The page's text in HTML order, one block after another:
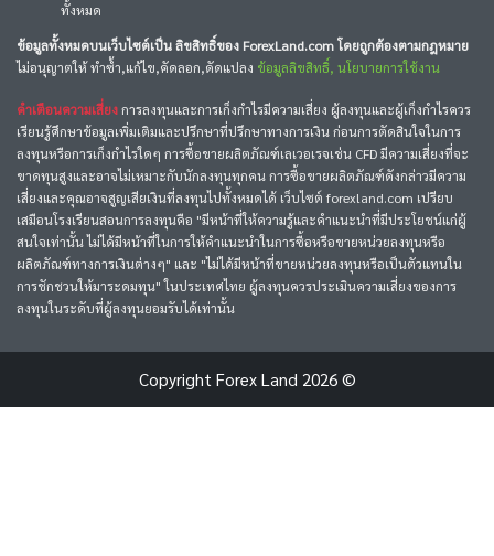
ทั้งหมด
ข้อมูลทั้งหมดบนเว็บไซต์เป็น ลิขสิทธิ์ของ ForexLand.com โดยถูกต้องตามกฎหมาย
ไม่อนุญาตให้ ทำซ้ำ,แก้ไข,คัดลอก,ดัดแปลง ข้อมูลลิขสิทธิ์, นโยบายการใช้งาน
คำเตือนความเสี่ยงการลงทุนและการเก็งกำไรมีความเสี่ยง ผู้ลงทุนและผู้เก็งกำไรควร
เรียนรู้ศึกษาข้อมูลเพิ่มเติมและปรึกษาที่ปรึกษาทางการเงิน ก่อนการตัดสินใจในการ
ลงทุนหรือการเก็งกำไรใดๆ การซื้อขายผลิตภัณฑ์เลเวอเรจเช่น CFD มีความเสี่ยงที่จะ
ขาดทุนสูงและอาจไม่เหมาะกับนักลงทุนทุกคน การซื้อขายผลิตภัณฑ์ดังกล่าวมีความ
เสี่ยงและคุณอาจสูญเสียเงินที่ลงทุนไปทั้งหมดได้ เว็บไซต์ forexland.com เปรียบ
เสมือนโรงเรียนสอนการลงทุนคือ "มีหน้าที่ให้ความรู้และคำแนะนำที่มีประโยชน์แก่ผู้
สนใจเท่านั้น ไม่ได้มีหน้าที่ในการให้คำแนะนำในการซื้อหรือขายหน่วยลงทุนหรือ
ผลิตภัณฑ์ทางการเงินต่างๆ" และ "ไม่ได้มีหน้าที่ขายหน่วยลงทุนหรือเป็นตัวแทนใน
การชักชวนให้มาระดมทุน" ในประเทศไทย ผู้ลงทุนควรประเมินความเสี่ยงของการ
ลงทุนในระดับที่ผู้ลงทุนยอมรับได้เท่านั้น
Copyright Forex Land 2026 ©